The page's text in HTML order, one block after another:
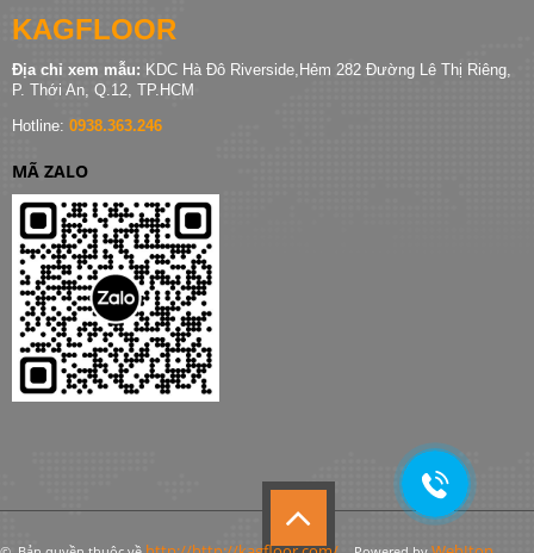
KAGFLOOR
Địa chỉ xem mẫu: KDC Hà Đô Riverside,Hẻm 282 Đường Lê Thị Riêng,
P. Thới An, Q.12, TP.HCM
Hotline: 0938.363.246
MÃ ZALO